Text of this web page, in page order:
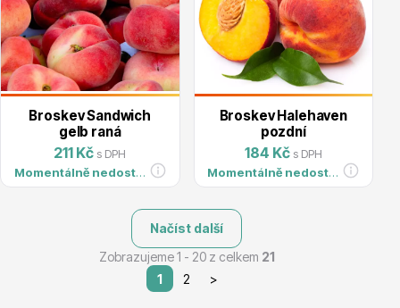
Okrasné keře
Broskev Sandwich
gelb raná
211 Kč s DPH
Momentálně nedostupné
Broskev Halehaven
pozdní
184 Kč s DPH
Momentálně nedostupné
Načíst další
Zobrazujeme 1 - 20 z celkem 21
1
2 >